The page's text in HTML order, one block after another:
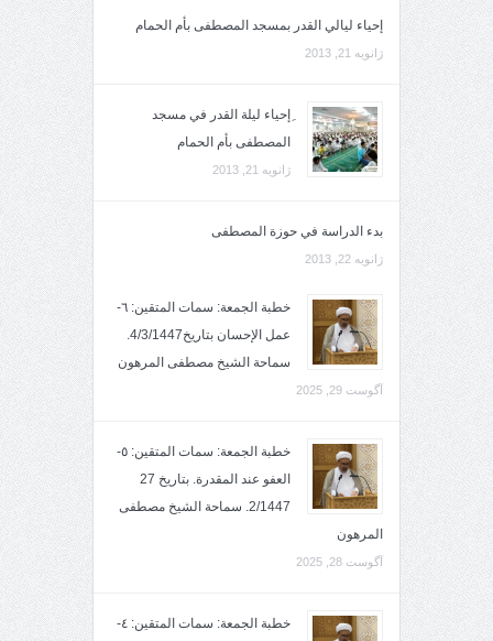
إحياء ليالي القدر بمسجد المصطفى بأم الحمام
ژانویه 21, 2013
ِإحياء ليلة القدر في مسجد
المصطفى بأم الحمام
ژانویه 21, 2013
بدء الدراسة في حوزة المصطفى
ژانویه 22, 2013
خطبة الجمعة: سمات المتقين: ٦-
سماحة الشيخ مصطفى المرهون
آگوست 29, 2025
خطبة الجمعة: سمات المتقين: ٥-
العفو عند المقدرة. بتاريخ 27
2/1447. سماحة الشيخ مصطفى
المرهون
آگوست 28, 2025
خطبة الجمعة: سمات المتقين: ٤-